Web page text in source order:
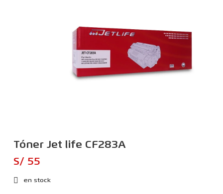
Tóner Jet life CF283A
S/ 55
en stock